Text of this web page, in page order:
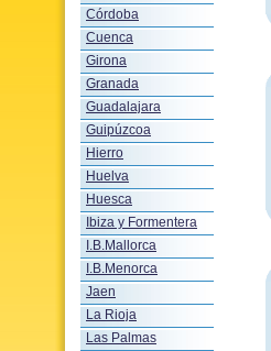
Córdoba
Cuenca
Girona
Granada
Guadalajara
Guipúzcoa
Hierro
Huelva
Huesca
Ibiza y Formentera
I.B.Mallorca
I.B.Menorca
Jaen
La Rioja
Las Palmas